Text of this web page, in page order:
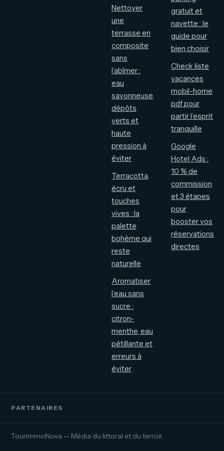
Nettoyer
une
terrasse en
composite
sans
l’abîmer :
eau
savonneuse,
dépôts
verts et
haute
pression à
éviter
Terracotta,
écru et
touches
vives : la
palette
bohème qui
reste
naturelle
Aromatiser
l’eau sans
sucre :
citron-
menthe, eau
pétillante et
erreurs à
éviter
gratuit et
navette : le
guide pour
bien choisir
Check liste
vacances
mobil-home
pdf pour
partir l’esprit
tranquille
Google
Hotel Ads :
10 % de
commission
et 3 étapes
pour
booster vos
réservations
directes
PARTENAIRES
TourimmoNova — Média du littoral et du terroir.